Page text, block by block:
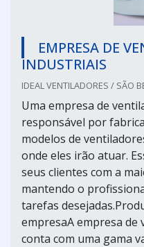
EMPRESA DE
INDUSTRIAIS
IDEAL VENTILADORES / SÃO
Uma empresa de
responsável por
modelos de
onde eles irão atuar.
seus clientes com a
mantendo o
tarefas
empresaA empresa
conta com uma gama